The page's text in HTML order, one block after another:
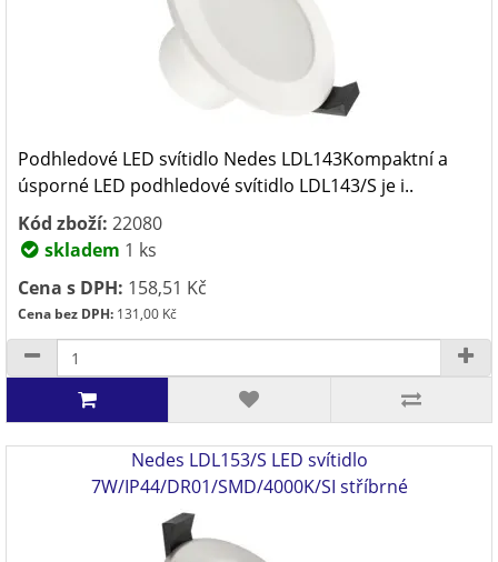
Podhledové LED svítidlo Nedes LDL143Kompaktní a
úsporné LED podhledové svítidlo LDL143/S je i..
Kód zboží: 22080
skladem 1 ks
Cena s DPH: 158,51 Kč
Cena bez DPH: 131,00 Kč
Nedes LDL153/S LED svítidlo
7W/IP44/DR01/SMD/4000K/SI stříbrné